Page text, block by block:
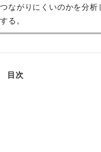
ながりにくいのかを分
る。
目次